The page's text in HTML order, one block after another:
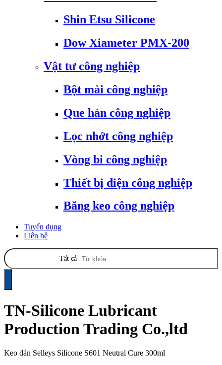
Shin Etsu Silicone
Dow Xiameter PMX-200
Vật tư công nghiệp
Bột mài công nghiệp
Que hàn công nghiệp
Lọc nhớt công nghiệp
Vòng bi công nghiệp
Thiết bị điện công nghiệp
Băng keo công nghiệp
Tuyển dụng
Liên hệ
Tất cả
TN-Silicone Lubricant
Production Trading Co.,ltd
Keo dán Selleys Silicone S601 Neutral Cure 300ml